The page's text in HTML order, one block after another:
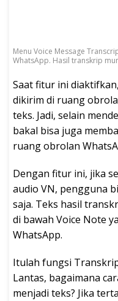
Menu Voice Message
WhatsApp. Hasil transkrip
Saat fitur ini
dikirim di ruang
teks. Jadi, selain
bakal bisa juga
ruang obrolan
Dengan fitur ini, jika
audio VN, pengguna
saja. Teks hasil
di bawah Voice Note
WhatsApp.
Itulah fungsi
Lantas, bagaimana
menjadi teks? Jika